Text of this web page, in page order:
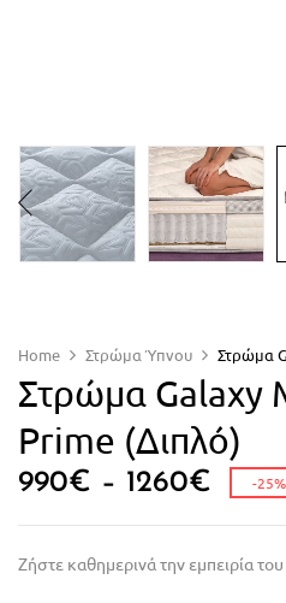
Home Στρώμα Ύπνου Στρώμα
Στρώμα Galaxy
Prime (Διπλό)
990€ – 1260€ -25%
Ζήστε καθημερινά την εμπειρία